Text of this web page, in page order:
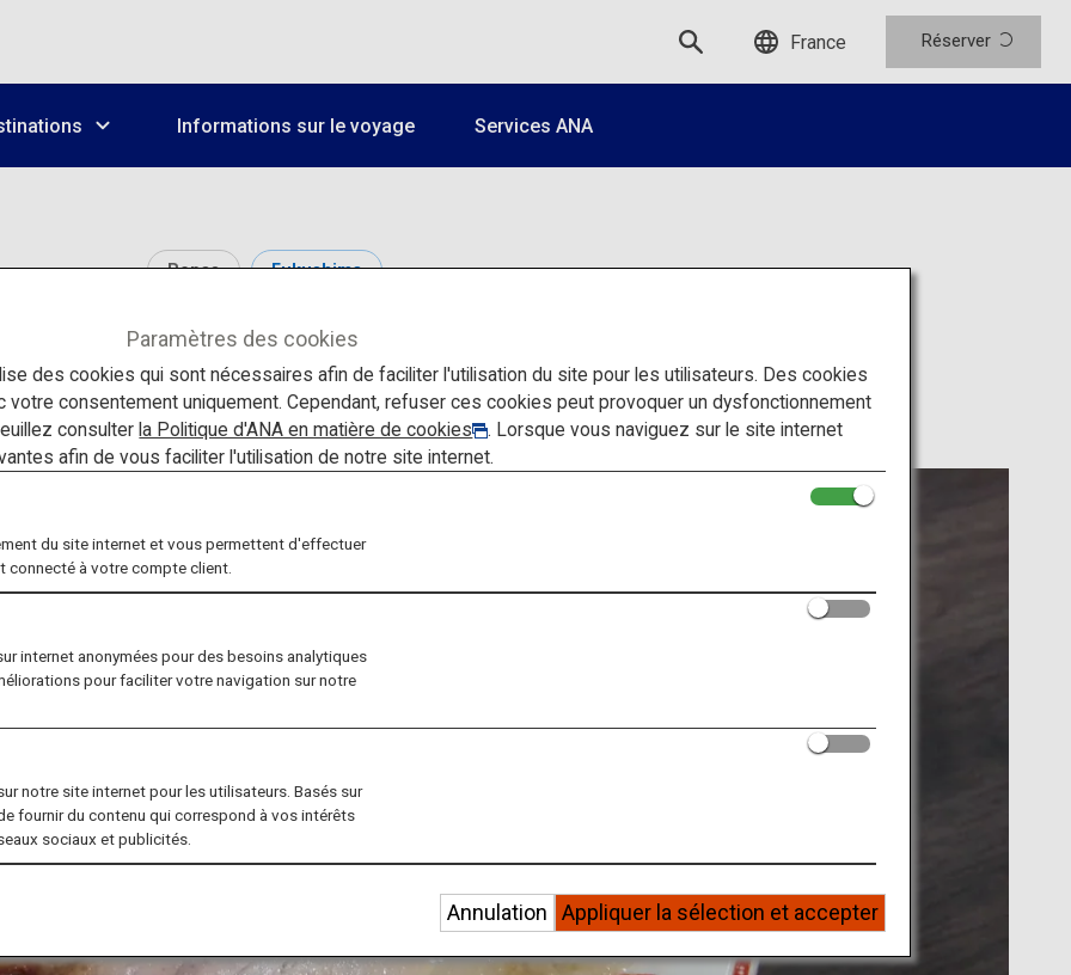
France Réserver
Informations sur le voyage Services ANA
Repas Fukushima
Ramen Kitakata
Paramètres des cookies
des cookies qui sont nécessaires afin de faciliter l'utilisation du site pour les utilisateurs. Des cookies
consentement uniquement. Cependant, refuser ces cookies peut provoquer un dysfonctionnement
consulterla Politique d'ANA en matière de cookies
. Lorsque vous naviguez sur le site internet
afin de vous faciliter l'utilisation de notre site internet.
du site internet et vous permettent d'effectuer
connecté à votre compte client.
internet anonymées pour des besoins analytiques
pour faciliter votre navigation sur notre
notre site internet pour les utilisateurs. Basés sur
fournir du contenu qui correspond à vos intérêts
sociaux et publicités.
Appliquer la sélection et accepter
Annulation